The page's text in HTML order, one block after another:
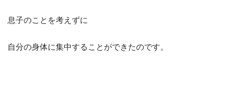
息子のことを考えずに
自分の身体に集中することができたのです。